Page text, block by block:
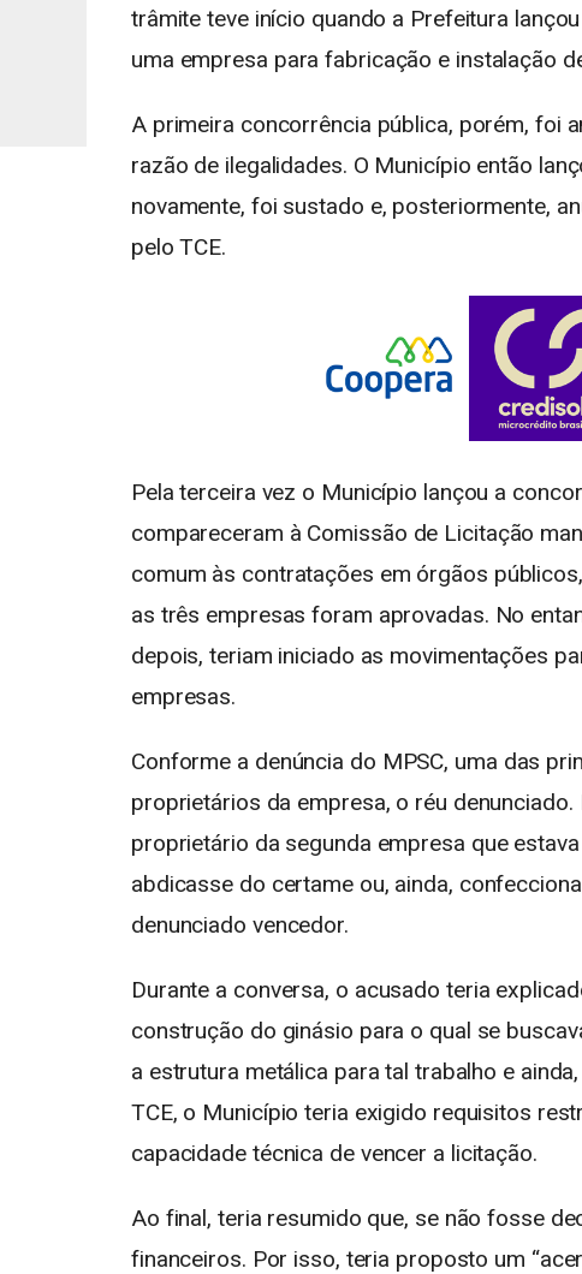
trâmite teve início quando a Prefeitura
uma empresa para fabricação e instalação
A primeira concorrência pública, porém, foi
razão de ilegalidades. O Município então
novamente, foi sustado e, posteriormente,
pelo TCE.
Pela terceira vez o Município lançou a
compareceram à Comissão de Licitação
comum às contratações em órgãos
as três empresas foram aprovadas. No
depois, teriam iniciado as movimentações
empresas.
Conforme a denúncia do MPSC, uma das
proprietários da empresa, o réu
proprietário da segunda empresa que
abdicasse do certame ou, ainda,
denunciado vencedor.
Durante a conversa, o acusado teria
construção do ginásio para o qual se
a estrutura metálica para tal trabalho e
TCE, o Município teria exigido requisitos
capacidade técnica de vencer a licitação.
Ao final, teria resumido que, se não fosse
financeiros. Por isso, teria proposto um